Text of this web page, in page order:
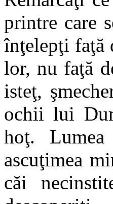
printre care
înţelepţi faţă
lor, nu faţă
isteţ,
ochii lui
hoţ.
ascuţimea
căi